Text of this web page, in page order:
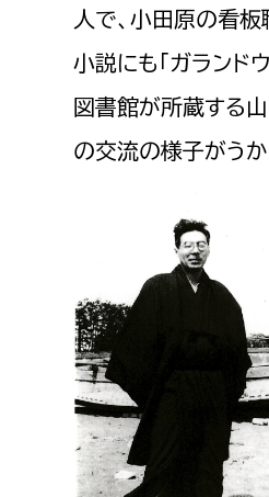
労働者
求職者
外国人
福祉健康部
福祉政策課
生活援護課
高齢介護課
健康づくり課
建設部
建設政策課
国県事業推進課
土木管理課
道水路整備課
人で、小田原の看板
小説にも「ガランド
図書館が所蔵する
の交流の様子がう